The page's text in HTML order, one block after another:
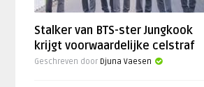
Stalker van BTS-ster Jungkook
krijgt voorwaardelijke celstraf
Geschreven door Djuna Vaesen